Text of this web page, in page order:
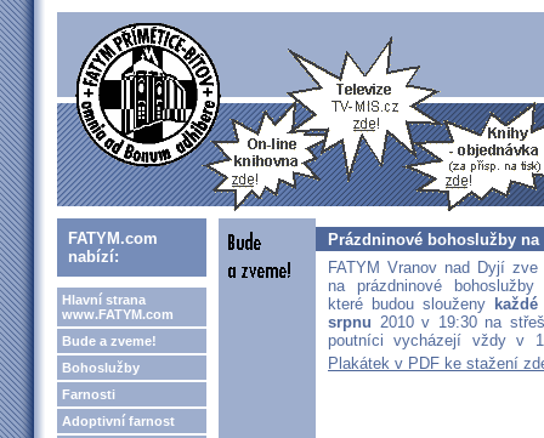
FATYM.com
nabízí:
Hlavní strana
www.FATYM.com
Bude a zveme!
Bohoslužby
Farnosti
Adoptivní farnost
Prázdninové bohoslužby na
FATYM Vranov nad Dyjí
na prázdninové
které budou slouženy
srpnu 2010 v 19:30 na
poutníci vycházejí vždy v
Plakátek v PDF ke stažení